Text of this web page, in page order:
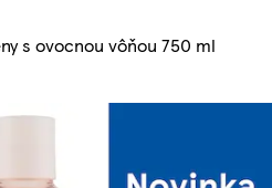
s ovocnou vôňou 750 ml